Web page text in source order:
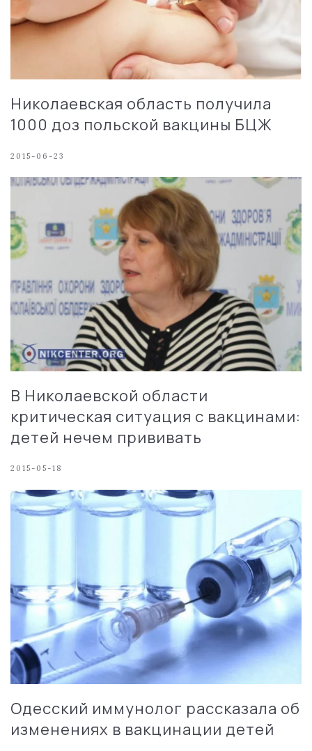
Николаевская область получила
1000 доз польской вакцины БЦЖ
2015-06-23
В Николаевской области
критическая ситуация с вакцинами:
детей нечем прививать
2015-05-18
Одесский иммунолог рассказала об
изменениях в вакцинации детей